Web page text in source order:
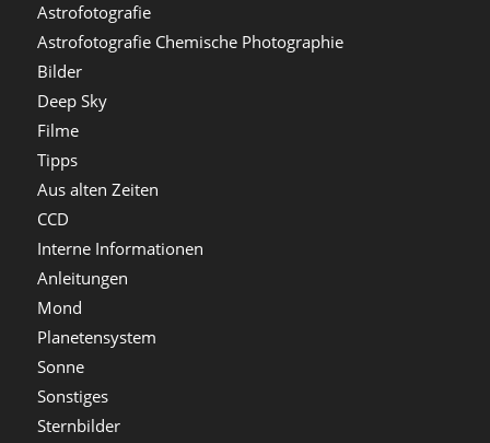
Astrofotografie
Astrofotografie Chemische Photographie
Bilder
Deep Sky
Filme
Tipps
Aus alten Zeiten
CCD
Interne Informationen
Anleitungen
Mond
Planetensystem
Sonne
Sonstiges
Sternbilder